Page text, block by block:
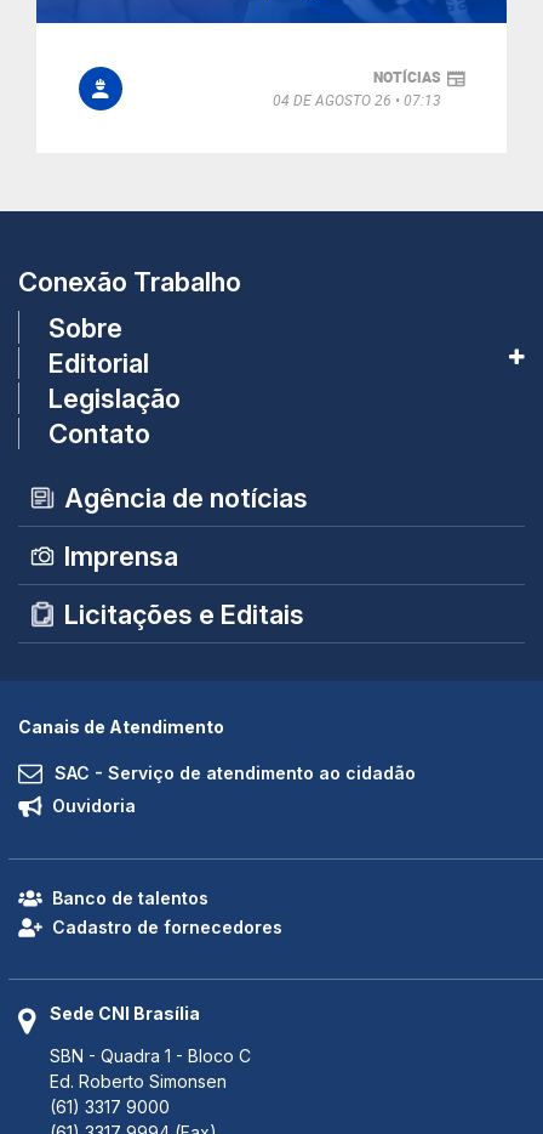
NOTÍCIAS
04 DE AGOSTO 26
07:13
Conexão Trabalho
Sobre
Editorial
Legislação
Contato
Agência de notícias
Imprensa
Licitações e Editais
Canais de Atendimento
SAC - Serviço de atendimento ao cidadão
Ouvidoria
Banco de talentos
Cadastro de fornecedores
Sede CNI Brasília
SBN - Quadra 1 - Bloco C
Ed. Roberto Simonsen
(61) 3317 9000